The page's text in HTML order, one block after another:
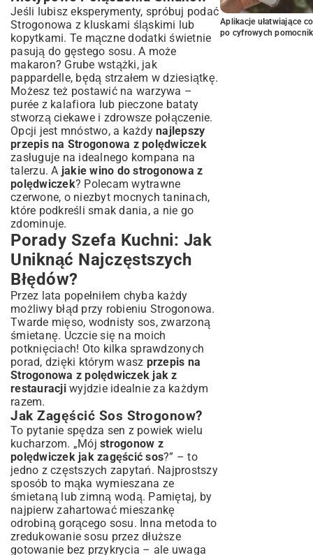
Jeśli lubisz eksperymenty, spróbuj podać
Strogonowa z kluskami śląskimi lub
kopytkami. Te mączne dodatki świetnie
pasują do gęstego sosu. A może
makaron? Grube wstążki, jak
pappardelle, będą strzałem w dziesiątkę.
Możesz też postawić na warzywa –
purée z kalafiora lub pieczone bataty
stworzą ciekawe i zdrowsze połączenie.
Opcji jest mnóstwo, a każdy najlepszy
przepis na Strogonowa z polędwiczek
zasługuje na idealnego kompana na
talerzu. A jakie wino do strogonowa z
polędwiczek? Polecam wytrawne
czerwone, o niezbyt mocnych taninach,
które podkreśli smak dania, a nie go
zdominuje.
Porady Szefa Kuchni: Jak
Uniknąć Najczęstszych
Błędów?
Przez lata popełniłem chyba każdy
możliwy błąd przy robieniu Strogonowa.
Twarde mięso, wodnisty sos, zwarzoną
śmietanę. Uczcie się na moich
potknięciach! Oto kilka sprawdzonych
porad, dzięki którym wasz przepis na
Strogonowa z polędwiczek jak z
restauracjiwyjdzie idealnie za każdym
razem.
Jak Zagęścić Sos Strogonow?
To pytanie spędza sen z powiek wielu
kucharzom. „Mój strogonow z
polędwiczek jak zagęścić sos?” – to
jedno z częstszych zapytań. Najprostszy
sposób to mąka wymieszana ze
śmietaną lub zimną wodą. Pamiętaj, by
najpierw zahartować mieszankę
odrobiną gorącego sosu. Inna metoda to
zredukowanie sosu przez dłuższe
gotowanie bez przykrycia – ale uwaga
Aplikacje ułatwiające
po cyfrowych